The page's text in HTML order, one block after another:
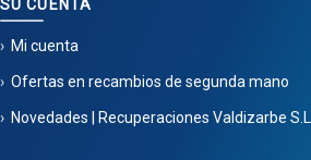
SU CUENTA
Mi cuenta
Ofertas en recambios de segunda mano
Novedades | Recuperaciones Valdizarbe S.L.